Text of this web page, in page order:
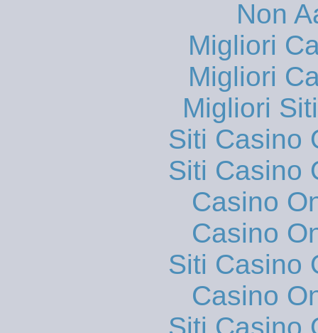
Non
Migliori
Migliori
Migliori
Siti Casino
Siti Casino
Casino
Casino
Siti Casino
Casino